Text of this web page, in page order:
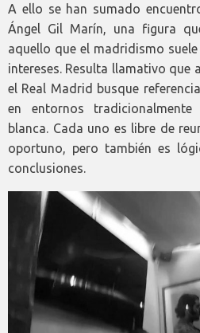
A ello se han sumado
Ángel Gil Marín, una figura
aquello que el madridismo
intereses. Resulta llamativo que
el Real Madrid busque
en entornos
blanca. Cada uno es libre de
oportuno, pero también es
conclusiones.